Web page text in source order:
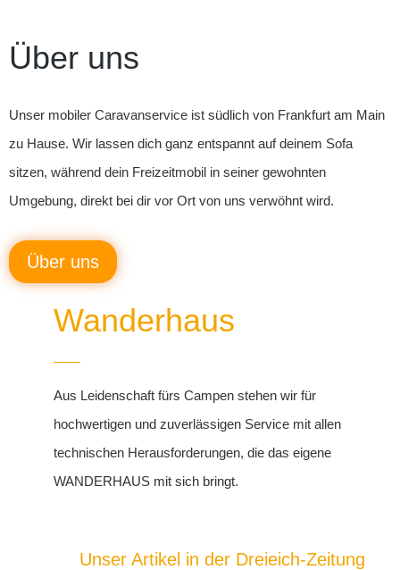
Über uns
Unser mobiler Caravanservice ist südlich von Frankfurt am Main
zu Hause. Wir lassen dich ganz entspannt auf deinem Sofa
sitzen, während dein Freizeitmobil in seiner gewohnten
Umgebung, direkt bei dir vor Ort von uns verwöhnt wird.
Über uns
Wanderhaus
Aus Leidenschaft fürs Campen stehen wir für
hochwertigen und zuverlässigen Service mit allen
technischen Herausforderungen, die das eigene
WANDERHAUS mit sich bringt.
Unser Artikel in der Dreieich-Zeitung